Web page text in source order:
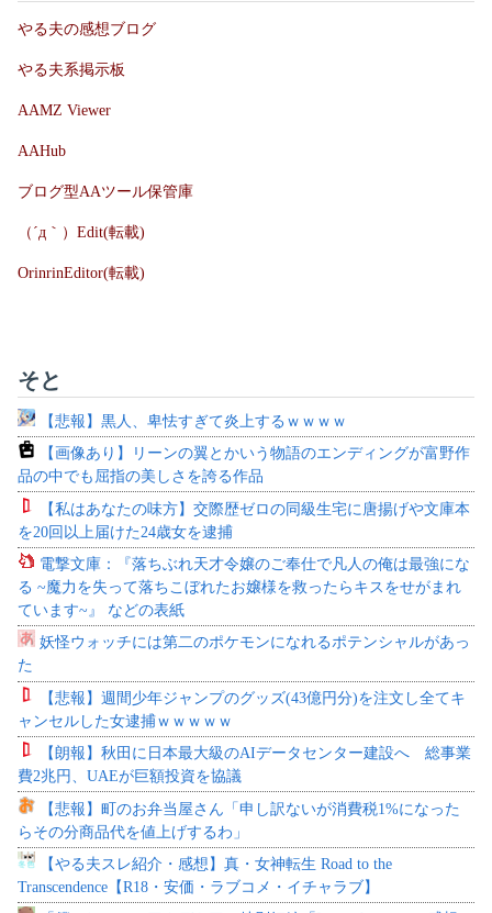
やる夫の感想ブログ
やる夫系掲示板
AAMZ Viewer
AAHub
ブログ型AAツール保管庫
（´д｀）Edit(転載)
OrinrinEditor(転載)
そと
【悲報】黒人、卑怯すぎて炎上するｗｗｗｗ
【画像あり】リーンの翼とかいう物語のエンディングが富野作
品の中でも屈指の美しさを誇る作品
【私はあなたの味方】交際歴ゼロの同級生宅に唐揚げや文庫本
を20回以上届けた24歳女を逮捕
電撃文庫：『落ちぶれ天才令嬢のご奉仕で凡人の俺は最強にな
る ~魔力を失って落ちこぼれたお嬢様を救ったらキスをせがまれ
ています~』 などの表紙
妖怪ウォッチには第二のポケモンになれるポテンシャルがあっ
た
【悲報】週間少年ジャンプのグッズ(43億円分)を注文し全てキ
ャンセルした女逮捕ｗｗｗｗｗ
【朗報】秋田に日本最大級のAIデータセンター建設へ 総事業
費2兆円、UAEが巨額投資を協議
【悲報】町のお弁当屋さん「申し訳ないが消費税1%になった
らその分商品代を値上げするわ」
【やる夫スレ紹介・感想】真・女神転生 Road to the
Transcendence【R18・安価・ラブコメ・イチャラブ】